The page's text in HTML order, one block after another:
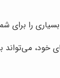
را برای
می‌تواند